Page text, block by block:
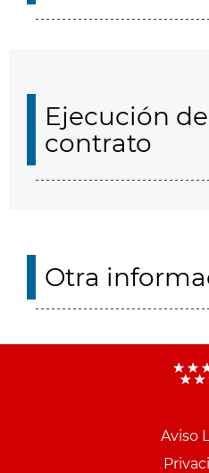
Ejecución
contrato
Otra
Aviso